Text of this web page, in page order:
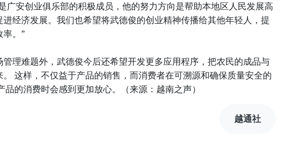
广安创业俱乐部的积极成员，他的努力方向是帮助本地区人民发展高
进经济发展。我们也希望将武德俊的创业精神传播给其他年轻人，提
率。”
管理难题外，武德俊今后还希望开发更多应用程序，把农民的成品与
。 这样，不仅益于产品的销售，而消费者在可溯源和确保质量安全的
品的消费时会感到更加放心。（来源：越南之声）
越通社